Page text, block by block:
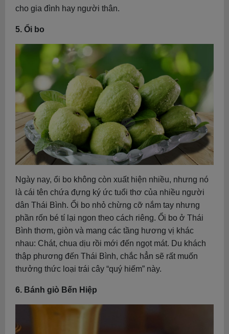
cho gia đình hay người thân.
5. Ổi bo
Ngày nay, ổi bo không còn xuất hiện nhiều, nhưng nó
là cái tên chứa đựng ký ức tuổi thơ của nhiều người
dân Thái Bình. Ổi bo nhỏ chừng cỡ nắm tay nhưng
phần rốn bé tí lại ngon theo cách riêng. Ổi bo ở Thái
Bình thơm, giòn và mang các tầng hương vị khác
nhau: Chát, chua dịu rồi mới đến ngọt mát. Du khách
thập phương đến Thái Bình, chắc hẳn sẽ rất muốn
thưởng thức loại trái cây “quý hiếm” này.
6. Bánh giò Bến Hiệp